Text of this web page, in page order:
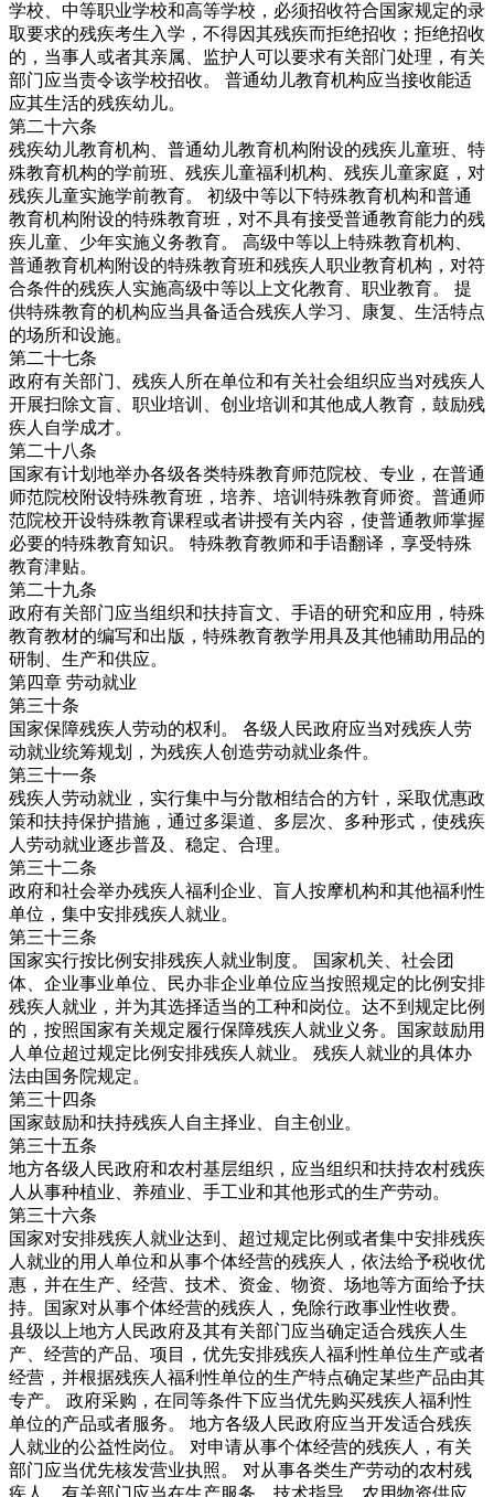
学校、中等职业学校和高等学校，必须招收符合国家规定的录
取要求的残疾考生入学，不得因其残疾而拒绝招收；拒绝招收
的，当事人或者其亲属、监护人可以要求有关部门处理，有关
部门应当责令该学校招收。 普通幼儿教育机构应当接收能适
应其生活的残疾幼儿。
第二十六条
残疾幼儿教育机构、普通幼儿教育机构附设的残疾儿童班、特
殊教育机构的学前班、残疾儿童福利机构、残疾儿童家庭，对
残疾儿童实施学前教育。 初级中等以下特殊教育机构和普通
教育机构附设的特殊教育班，对不具有接受普通教育能力的残
疾儿童、少年实施义务教育。 高级中等以上特殊教育机构、
普通教育机构附设的特殊教育班和残疾人职业教育机构，对符
合条件的残疾人实施高级中等以上文化教育、职业教育。 提
供特殊教育的机构应当具备适合残疾人学习、康复、生活特点
的场所和设施。
第二十七条
政府有关部门、残疾人所在单位和有关社会组织应当对残疾人
开展扫除文盲、职业培训、创业培训和其他成人教育，鼓励残
疾人自学成才。
第二十八条
国家有计划地举办各级各类特殊教育师范院校、专业，在普通
师范院校附设特殊教育班，培养、培训特殊教育师资。普通师
范院校开设特殊教育课程或者讲授有关内容，使普通教师掌握
必要的特殊教育知识。 特殊教育教师和手语翻译，享受特殊
教育津贴。
第二十九条
政府有关部门应当组织和扶持盲文、手语的研究和应用，特殊
教育教材的编写和出版，特殊教育教学用具及其他辅助用品的
研制、生产和供应。
第四章 劳动就业
第三十条
国家保障残疾人劳动的权利。 各级人民政府应当对残疾人劳
动就业统筹规划，为残疾人创造劳动就业条件。
第三十一条
残疾人劳动就业，实行集中与分散相结合的方针，采取优惠政
策和扶持保护措施，通过多渠道、多层次、多种形式，使残疾
人劳动就业逐步普及、稳定、合理。
第三十二条
政府和社会举办残疾人福利企业、盲人按摩机构和其他福利性
单位，集中安排残疾人就业。
第三十三条
国家实行按比例安排残疾人就业制度。 国家机关、社会团
体、企业事业单位、民办非企业单位应当按照规定的比例安排
残疾人就业，并为其选择适当的工种和岗位。达不到规定比例
的，按照国家有关规定履行保障残疾人就业义务。国家鼓励用
人单位超过规定比例安排残疾人就业。 残疾人就业的具体办
法由国务院规定。
第三十四条
国家鼓励和扶持残疾人自主择业、自主创业。
第三十五条
地方各级人民政府和农村基层组织，应当组织和扶持农村残疾
人从事种植业、养殖业、手工业和其他形式的生产劳动。
第三十六条
国家对安排残疾人就业达到、超过规定比例或者集中安排残疾
人就业的用人单位和从事个体经营的残疾人，依法给予税收优
惠，并在生产、经营、技术、资金、物资、场地等方面给予扶
持。国家对从事个体经营的残疾人，免除行政事业性收费。
县级以上地方人民政府及其有关部门应当确定适合残疾人生
产、经营的产品、项目，优先安排残疾人福利性单位生产或者
经营，并根据残疾人福利性单位的生产特点确定某些产品由其
专产。 政府采购，在同等条件下应当优先购买残疾人福利性
单位的产品或者服务。 地方各级人民政府应当开发适合残疾
人就业的公益性岗位。 对申请从事个体经营的残疾人，有关
部门应当优先核发营业执照。 对从事各类生产劳动的农村残